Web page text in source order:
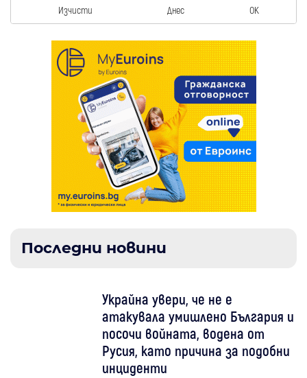
Изчисти Днес OK
Последни новини
Украйна увери, че не е
атакувала умишлено България и
посочи войната, водена от
Русия, като причина за подобни
инциденти